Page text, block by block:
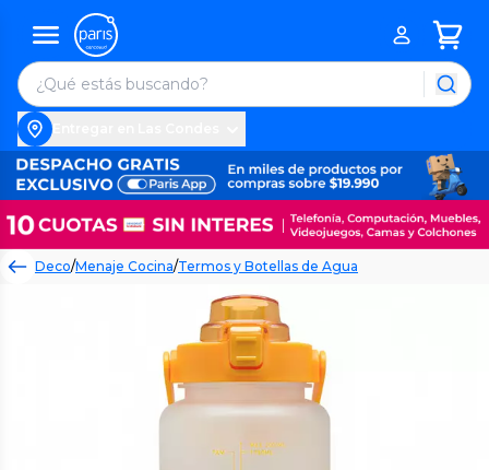
Deco/Menaje Cocina/Termos y Botellas de Agua